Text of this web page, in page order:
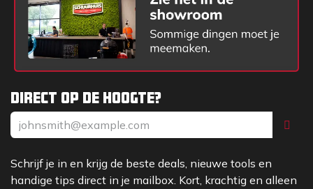
Direct op de hoogte?
Schrijf je in en krijg de beste deals, nieuwe tools en
handige tips direct in je mailbox. Kort, krachtig en alleen